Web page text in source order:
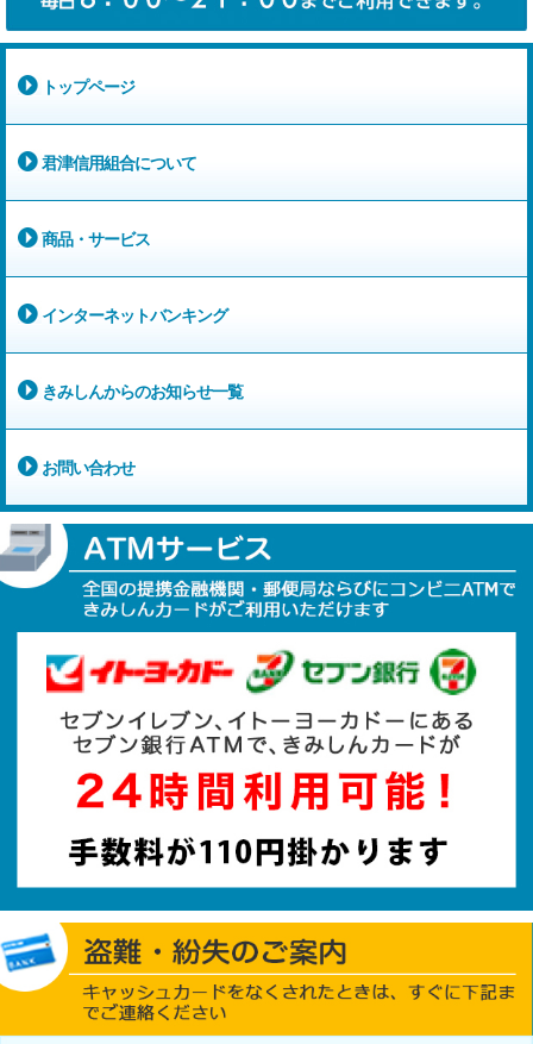
トップページ
君津信用組合について
商品・サービス
インターネットバンキング
きみしんからのお知らせ一覧
お問い合わせ